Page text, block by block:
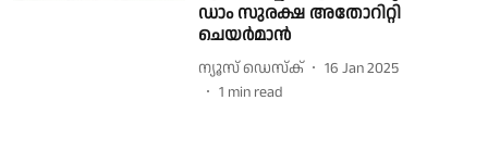
ഡാം സുരക്ഷ അതോറിറ്റി
ചെയര്‍മാന്‍
ന്യൂസ് ഡെസ്ക്
16 Jan 2025
1 min read